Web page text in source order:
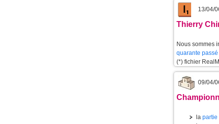
13/04/
Thierry
Nous sommes
quarante
(*) fichier
09/04/
la partie